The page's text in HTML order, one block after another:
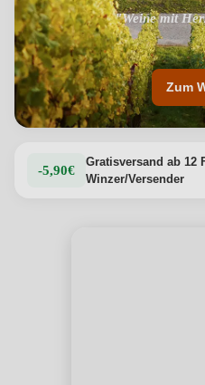
"Weine mit
Zum
-5,90€
Gratisversand ab 12
Winzer/Versender